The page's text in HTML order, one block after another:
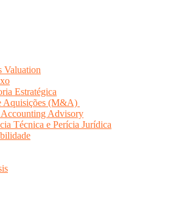
Valuation
Estratégica
Aquisições (M&A)
Accounting Advisory
Técnica e Perícia Jurídica